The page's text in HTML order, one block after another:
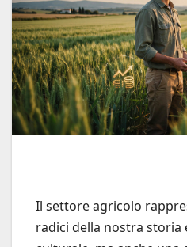
Il settore agricolo
radici della nostra storia